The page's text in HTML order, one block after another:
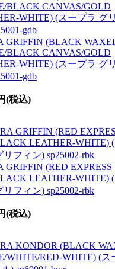
GRIFFIN (BLACK
BLACK CANVAS/GOLD
WHITE) (スープラ グ
gdb
(税込)
GRIFFIN (RED EXPRESS
LEATHER-WHITE)
リフィン) sp25002-rbk
(税込)